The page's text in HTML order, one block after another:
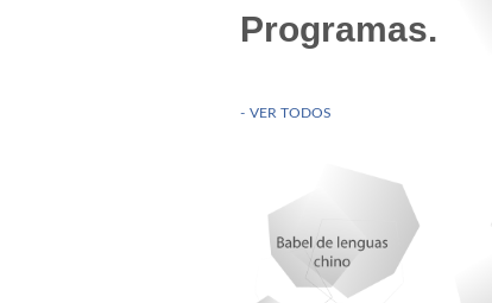
Juncal
Romina
Programas.
VER TODOS